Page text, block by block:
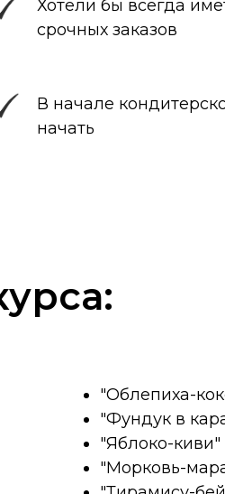
Хотели бы всегда
срочных заказов
В начале
начать
"Облепиха-
"Фундук в
"Яблоко-киви"
"Морковь-